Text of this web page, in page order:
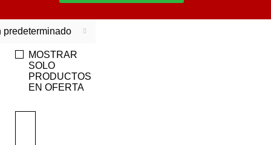
predeterminado
MOSTRAR
SOLO
PRODUCTOS
EN OFERTA